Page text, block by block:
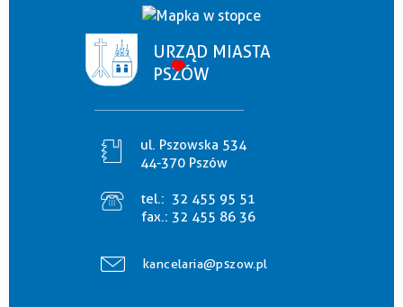
URZĄD MIASTA
PSZÓW
ul. Pszowska 534
44-370 Pszów
tel.: 32 455 95 51
fax.: 32 455 86 36
kancelaria@pszow.pl